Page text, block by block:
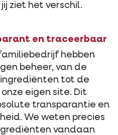
ziet het verschil.
en traceerbaar
hebben
beheer, van de
tot de
eigen site. Dit
transparantie en
We weten precies
vandaan